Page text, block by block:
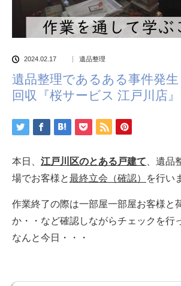
2024.02.17 遺品整理
遺品整理であるある事件発
回収『桜サービス 江戸川店』
本日、 江戸川区のとある戸建て 、遺品
場でお客様と最終立会（確認） を行い
作業終了の際は一部屋一部屋お客様と
か・・など確認しながらチェックを行
なんと今日・・・